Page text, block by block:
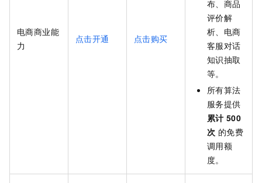
电商商业能
力
点击开通 点击购买
布、商品
评价解
析、电商
客服对话
知识抽取
等。
所有算法
服务提供
累计 500
次 的免费
调用额
度。